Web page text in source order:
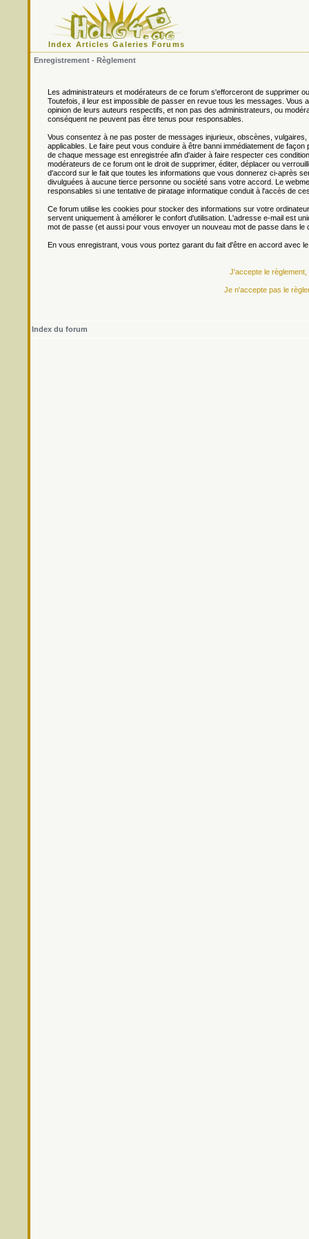
Index Articles Galeries Forums
Enregistrement - Règlement
Les administrateurs et modérateurs de ce forum s'efforceront de supprimer
Toutefois, il leur est impossible de passer en revue tous les messages.
opinion de leurs auteurs respectifs, et non pas des administrateurs, ou
conséquent ne peuvent pas être tenus pour responsables.
Vous consentez à ne pas poster de messages injurieux, obscènes,
applicables. Le faire peut vous conduire à être banni immédiatement de
de chaque message est enregistrée afin d'aider à faire respecter ces
modérateurs de ce forum ont le droit de supprimer, éditer, déplacer ou
d'accord sur le fait que toutes les informations que vous donnerez ci-après
divulguées à aucune tierce personne ou société sans votre accord. Le
responsables si une tentative de piratage informatique conduit à l'accès de
Ce forum utilise les cookies pour stocker des informations sur votre
servent uniquement à améliorer le confort d'utilisation. L'adresse e-mail est
mot de passe (et aussi pour vous envoyer un nouveau mot de passe dans le
En vous enregistrant, vous vous portez garant du fait d'être en accord avec
J'accepte le
Je n'accepte pas le
Index du forum